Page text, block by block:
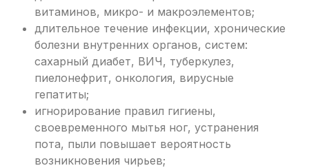
витаминов, микро- и макроэлементов;
длительное течение инфекции, хронические
болезни внутренних органов, систем:
сахарный диабет, ВИЧ, туберкулез,
пиелонефрит, онкология, вирусные
гепатиты;
игнорирование правил гигиены,
своевременного мытья ног, устранения
пота, пыли повышает вероятность
возникновения чирьев;